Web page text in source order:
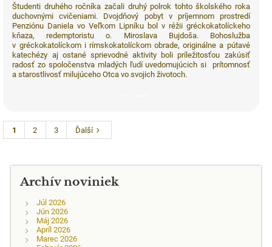
Študenti druhého ročníka začali druhý polrok tohto školského roka
duchovnými cvičeniami. Dvojdňový pobyt v príjemnom prostredí
Penziónu Daniela vo Veľkom Lipníku bol v réžii gréckokatolíckeho
kňaza, redemptoristu o. Miroslava Bujdoša. Bohoslužba
v gréckokatolíckom i rímskokatolíckom obrade, originálne a pútavé
katechézy aj ostané sprievodné aktivity boli príležitosťou zakúsiť
radosť zo spoločenstva mladých ľudí uvedomujúcich si prítomnosť
a starostlivosť milujúceho Otca vo svojich životoch.
1 2 3 Ďalší
Archív noviniek
Júl 2026
Jún 2026
Máj 2026
Apríl 2026
Marec 2026